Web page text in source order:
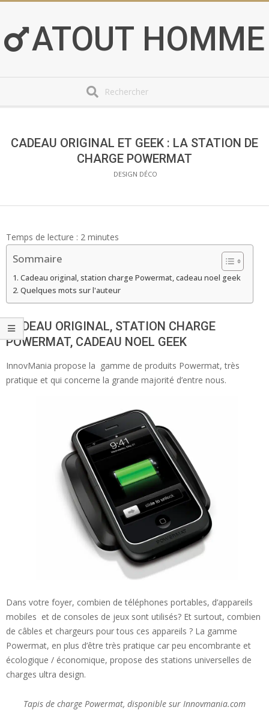
content ATOUT HOMME
MenuCADEAU ORIGINAL ET GEEK : LA STATION DE
CHARGE POWERMAT
DESIGN DÉCO
Temps de lecture : 2 minutes
Sommaire
Cadeau original, station charge Powermat, cadeau noel geek
Quelques mots sur l'auteur
CADEAU ORIGINAL, STATION CHARGE
POWERMAT, CADEAU NOEL GEEK
InnovMania propose la gamme de produits Powermat, très
pratique et qui concerne la grande majorité d’entre nous.
Dans votre foyer, combien de téléphones portables, d’appareils
mobiles et de consoles de jeux sont utilisés? Et surtout, combien
de câbles et chargeurs pour tous ces appareils ? La gamme
Powermat, en plus d’être très pratique car peu encombrante et
écologique / économique, propose des stations universelles de
charges ultra design.
Tapis de charge Powermat, disponible sur Innovmania.com